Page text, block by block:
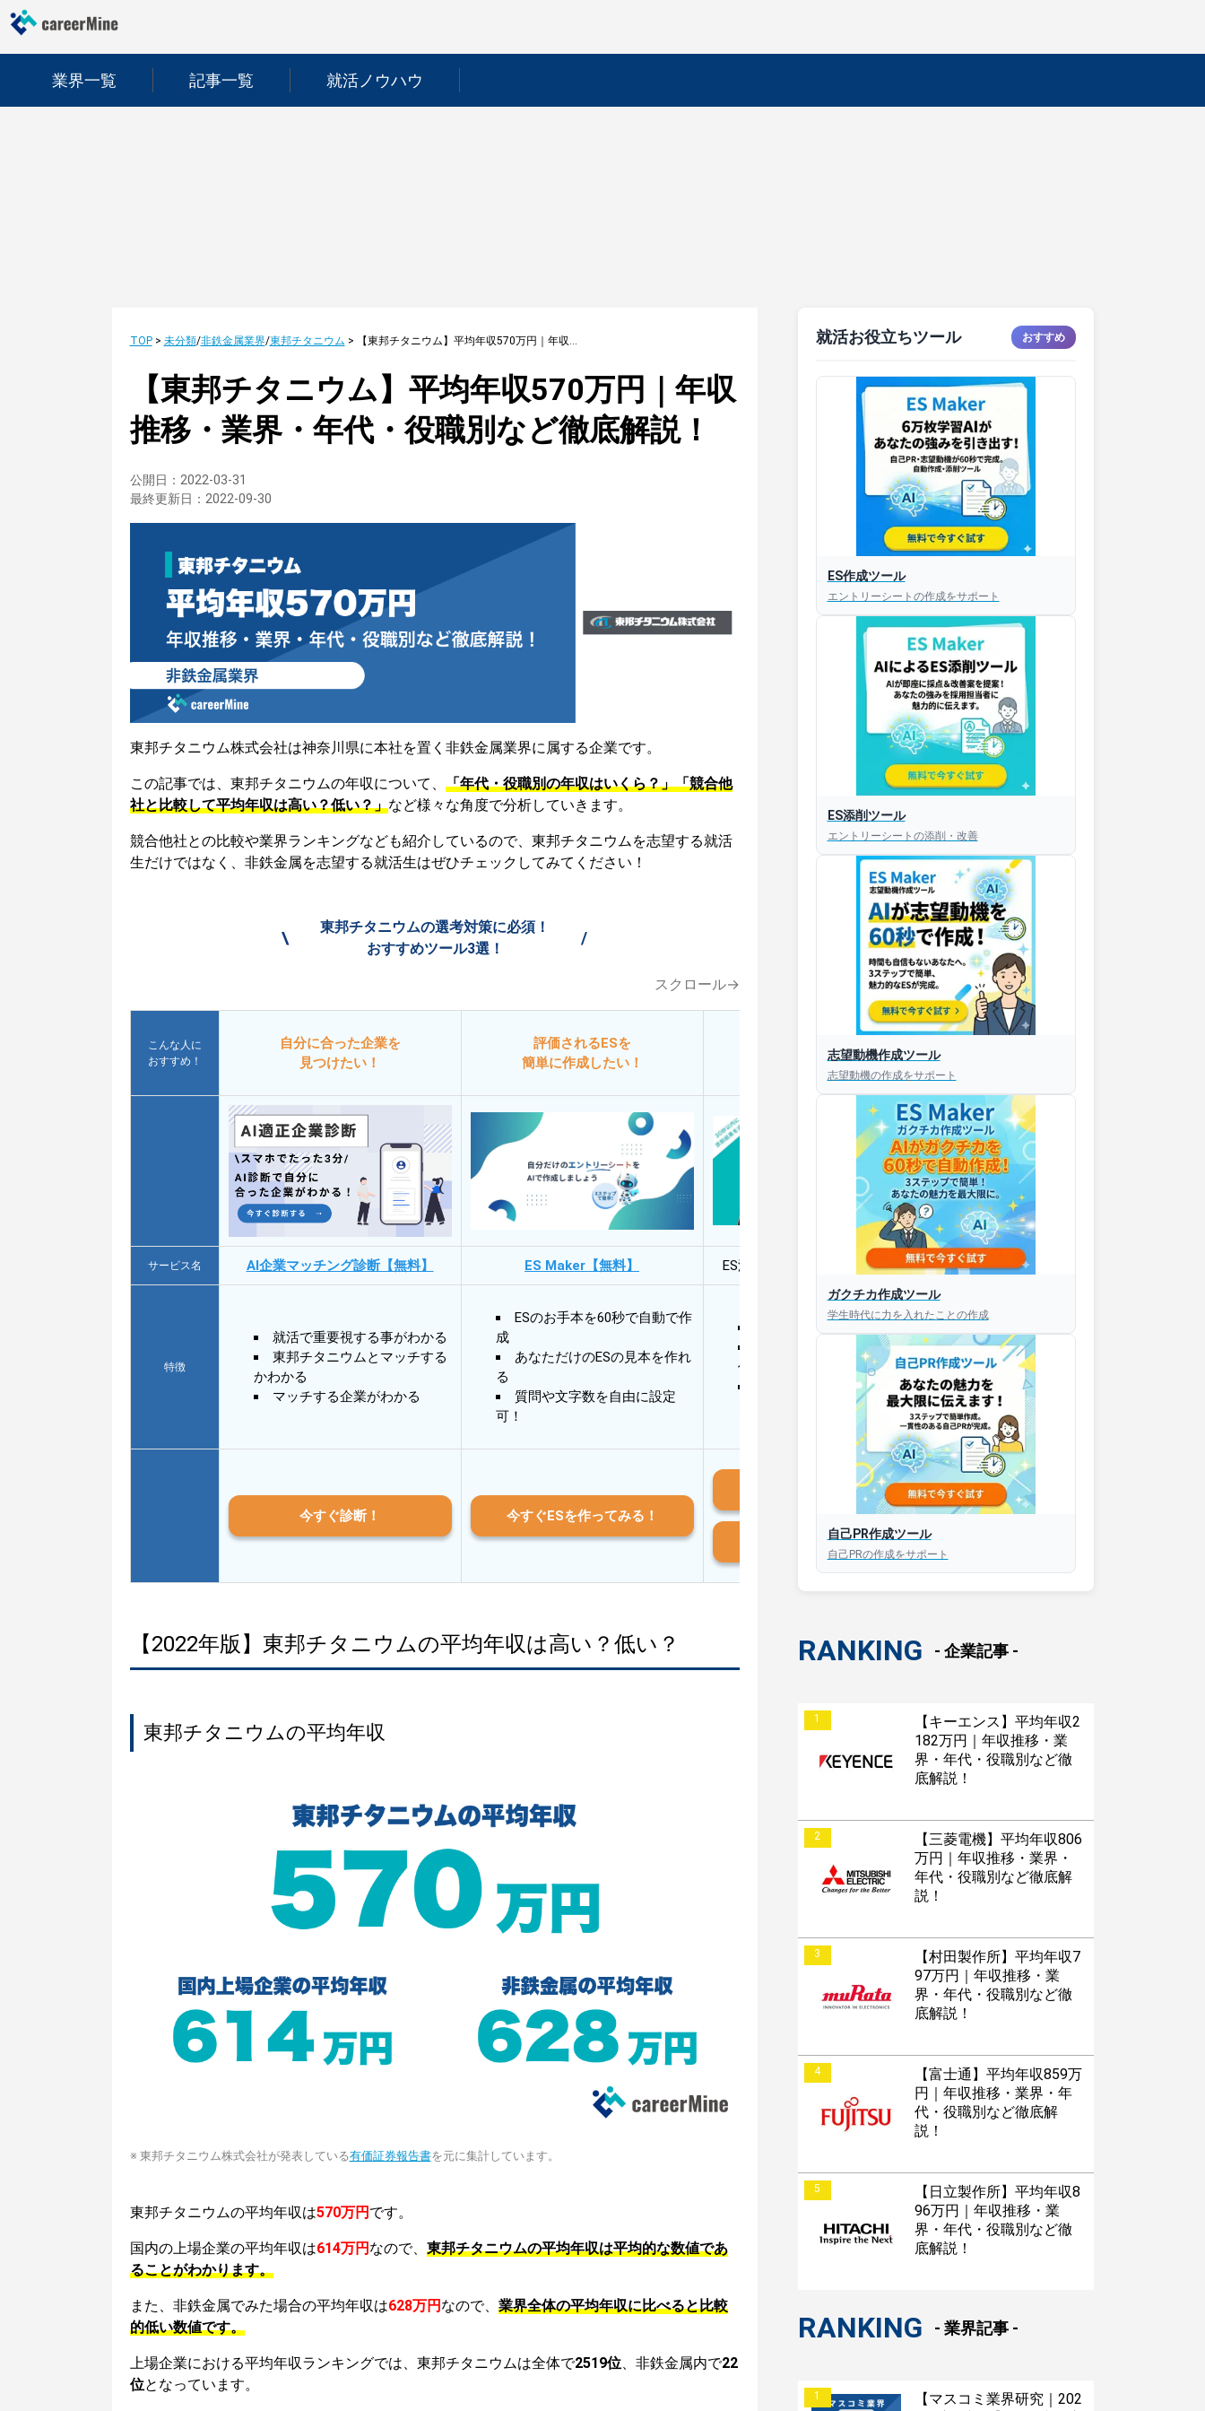
業界一覧 記事一覧 就活ノウハウ
TOP> 未分類/非鉄金属業界/東邦チタニウム > 【東邦チタニウム】平均年収570万円｜年収推移・業界・年代・役職別など徹底解説！
【東邦チタニウム】平均年収570万円｜年収
推移・業界・年代・役職別など徹底解説！
公開日： 2022-03-31
最終更新日： 2022-09-30
東邦チタニウム株式会社は神奈川県に本社を置く非鉄金属業界に属する企業です。
この記事では、東邦チタニウムの年収について、 「年代・役職別の年収はいくら？」「競合他
社と比較して平均年収は高い？低い？」など様々な角度で分析していきます。
競合他社との比較や業界ランキングなども紹介しているので、東邦チタニウムを志望する就活
生だけではなく、非鉄金属を志望する就活生はぜひチェックしてみてください！
\
東邦チタニウムの選考対策に必須！
おすすめツール3選！
/
スクロール→
こんな人に
おすすめ！
自分に合った企業を
見つけたい！
評価されるESを
簡単に作成したい！
添削してほしい！
サービス名 AI企業マッチング診断【無料】 ES Maker【無料】 ES添削・面接対策アプリ【無料】
特徴
就活で重要視する事がわかる
東邦チタニウムとマッチする
かわかる
マッチする企業がわかる
ESのお手本を60秒で自動で作
成
あなただけのESの見本を作れ
る
質問や文字数を自由に設定
可！
30秒以内にあなたのESを添削
30秒以内にあなただけのESを
作成
AIと対話して面接練習ができ
今すぐ診断！ 今すぐESを作ってみる！
iOS版はこちら
Android版はこちら
【2022年版】東邦チタニウムの平均年収は高い？低い？
東邦チタニウムの平均年収
※ 東邦チタニウム株式会社が発表している有価証券報告書を元に集計しています。
東邦チタニウムの平均年収は570万円 です。
国内の上場企業の平均年収は614万円 なので、 東邦チタニウムの平均年収は平均的な数値であ
ることがわかります。
また、非鉄金属でみた場合の平均年収は628万円 なので、 業界全体の平均年収に比べると比較
的低い数値です。
上場企業における平均年収ランキングでは、東邦チタニウムは全体で2519位、非鉄金属内で22
位となっています。
就活お役立ちツール おすすめ
ES作成ツール
エントリーシートの作成をサポート
ES添削ツール
エントリーシートの添削・改善
志望動機作成ツール
志望動機の作成をサポート
ガクチカ作成ツール
学生時代に力を入れたことの作成
自己PR作成ツール
自己PRの作成をサポート
RANKING - 企業記事 -
1
【キーエンス】平均年収2
182万円｜年収推移・業
界・年代・役職別など徹
底解説！
2
【三菱電機】平均年収806
万円｜年収推移・業界・
年代・役職別など徹底解
説！
3
【村田製作所】平均年収7
97万円｜年収推移・業
界・年代・役職別など徹
底解説！
4
【富士通】平均年収859万
円｜年収推移・業界・年
代・役職別など徹底解
説！
5
【日立製作所】平均年収8
96万円｜年収推移・業
界・年代・役職別など徹
底解説！
RANKING - 業界記事 -
1
【マスコミ業界研究｜202